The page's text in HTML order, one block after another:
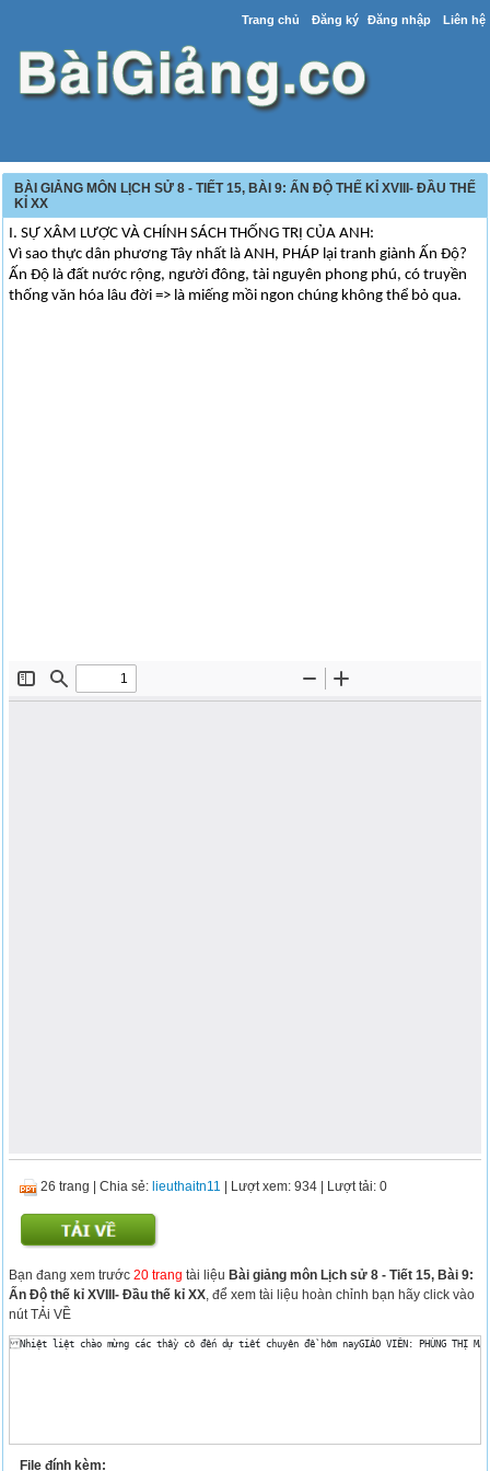
Trang chủ Đăng ký Đăng nhập Liên hệ
BÀI GIẢNG MÔN LỊCH SỬ 8 - TIẾT 15, BÀI 9: ẤN ĐỘ THẾ KỈ XVIII- ĐẦU THẾ
KỈ XX
I. SỰ XÂM LƯỢC VÀ CHÍNH SÁCH THỐNG TRỊ CỦA ANH:
Vì sao thực dân phương Tây nhất là ANH, PHÁP lại tranh giành Ấn Độ?
Ấn Độ là đất nước rộng, người đông, tài nguyên phong phú, có truyền
thống văn hóa lâu đời => là miếng mồi ngon chúng không thể bỏ qua.
26 trang |Chia sẻ: lieuthaitn11 | Lượt xem: 934 | Lượt tải: 0
Bạn đang xem trước20 trang tài liệuBài giảng môn Lịch sử 8 - Tiết 15, Bài 9:
Ấn Độ thế kỉ XVIII- Đầu thế kỉ XX , để xem tài liệu hoàn chỉnh bạn hãy click vào
nút TẢi VỀ
File đính kèm: